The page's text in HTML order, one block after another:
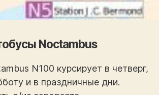
Noctambus
N100 курсирует в четверг,
и в праздничные дни.